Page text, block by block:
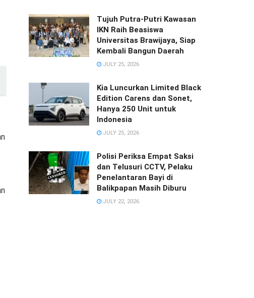
Tujuh Putra-Putri Kawasan
IKN Raih Beasiswa
Universitas Brawijaya, Siap
Kembali Bangun Daerah
JULY 25, 2026
Kia Luncurkan Limited Black
Edition Carens dan Sonet,
Hanya 250 Unit untuk
Indonesia
JULY 25, 2026
Polisi Periksa Empat Saksi
dan Telusuri CCTV, Pelaku
Penelantaran Bayi di
Balikpapan Masih Diburu
JULY 22, 2026